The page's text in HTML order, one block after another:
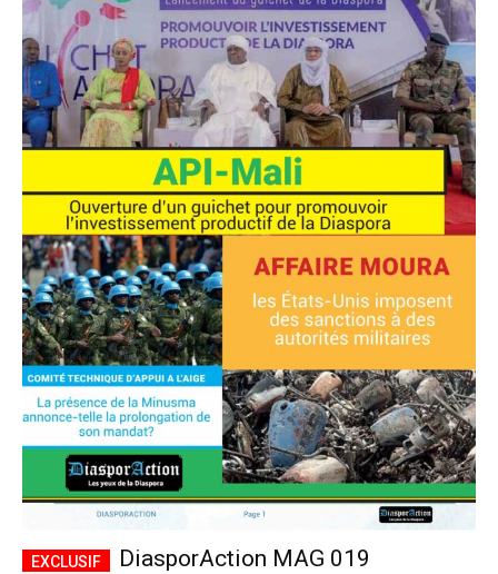
DiasporAction MAG 019